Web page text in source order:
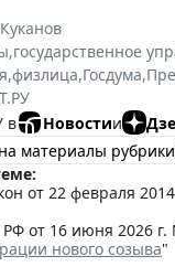
,государственное
,физлица,Госдума,
в
Новостии
материалы рубрики
от 22 февраля
РФ от 16 июня 2026
нового созыва"